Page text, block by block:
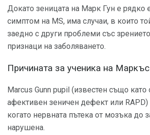
Докато зеницата на Марк Гун е рядко
симптом на MS, има случаи, в които
заедно с други проблеми със
признаци на заболяването.
Причината за ученика на
Marcus Gunn pupil (известен също като
афективен зеничен дефект или RAPD)
когато нервната пътека от мозъка до
нарушена.